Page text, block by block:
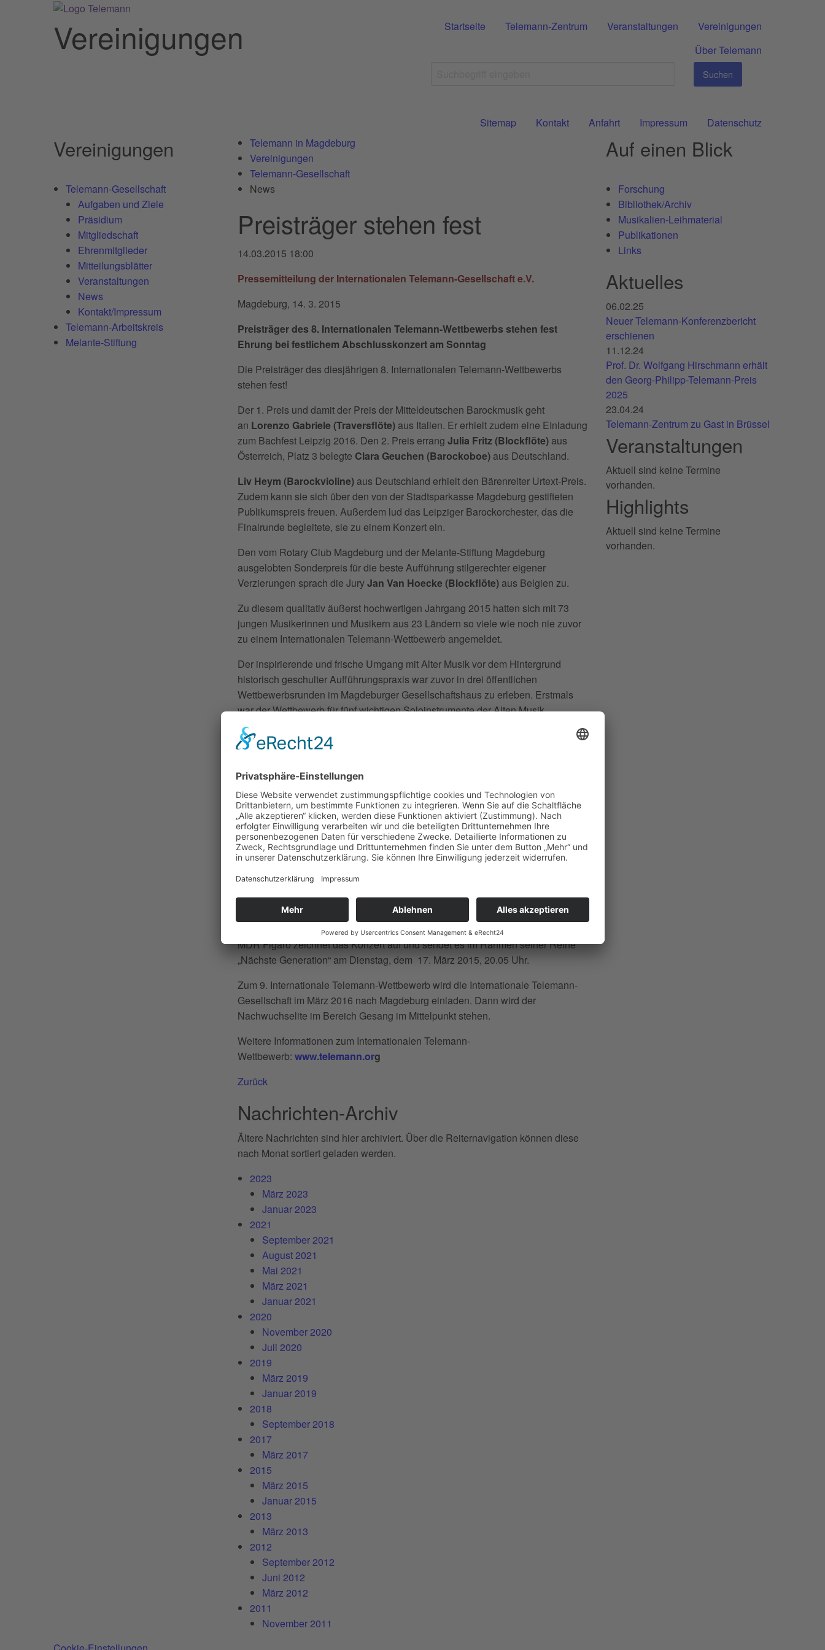
Vereinigungen Startseite Telemann-Zentrum Veranstaltungen
Vereinigungen
Über Telemann
Suchen
Sitemap Kontakt Anfahrt Impressum Datenschutz
Vereinigungen
Telemann-Gesellschaft
Aufgaben und Ziele
Präsidium
Mitgliedschaft
Ehrenmitglieder
Mitteilungsblätter
Veranstaltungen
News
Kontakt/Impressum
Telemann-Arbeitskreis
Melante-Stiftung
Telemann in Magdeburg
Vereinigungen
Telemann-Gesellschaft
News
Preisträger stehen fest
14.03.2015 18:00
Pressemitteilung der Internationalen Telemann-Gesellschaft e.V.
Magdeburg, 14. 3. 2015
Preisträger des 8. Internationalen Telemann-Wettbewerbs stehen fest
Ehrung bei festlichem Abschlusskonzert am Sonntag
Die Preisträger des diesjährigen 8. Internationalen Telemann-Wettbewerbs
stehen fest!
Der 1. Preis und damit der Preis der Mitteldeutschen Barockmusik geht
an Lorenzo Gabriele(Traversflöte) aus Italien. Er erhielt zudem eine EInladung
zum Bachfest Leipzig 2016. Den 2. Preis errang Julia Fritz (Blockflöte) aus
Österreich, Platz 3 belegte Clara Geuchen (Barockoboe) aus Deutschland.
Liv Heym (Barockvioline) aus Deutschland erhielt den Bärenreiter Urtext-Preis.
Zudem kann sie sich über den von der Stadtsparkasse Magdeburg gestifteten
Publikumspreis freuen. Außerdem lud das Leipziger Barockorchester, das die
Finalrunde begleitete, sie zu einem Konzert ein.
Den vom Rotary Club Magdeburg und der Melante-Stiftung Magdeburg
ausgelobten Sonderpreis für die beste Aufführung stilgerechter eigener
Verzierungen sprach die JuryJan Van Hoecke (Blockflöte) aus Belgien zu.
Zu diesem qualitativ äußerst hochwertigen Jahrgang 2015 hatten sich mit 73
jungen Musikerinnen und Musikern aus 23 Ländern so viele wie noch nie zuvor
zu einem Internationalen Telemann-Wettbewerb angemeldet.
Der inspirierende und frische Umgang mit Alter Musik vor dem Hintergrund
historisch geschulter Aufführungspraxis war zuvor in drei öffentlichen
Wettbewerbsrunden im Magdeburger Gesellschaftshaus zu erleben. Erstmals
war der Wettbewerb für fünf wichtigen Soloinstrumente der Alten Musik,
Blockflöte, Traversflöte, Barockoboe, Barockvioline und Viola da gamba,
ausgeschrieben worden.
11 Uhr, werden sich von der beeindruckenden klanglichen Vielfalt barocker
Kammermusik und vom außerordentlich hohen künstlerischen Niveau des
Wettbewerbs überzeugen können. Sie hören und erleben hochmotivierte junge
Interpreten, die Ausschnitte aus ihrem Wettbewerbsrepertoire präsentieren und
gemeinsam mit dem Leipziger Barockorchester musizieren. Die Verleihung der
Preise werden der Schirmherr des Wettbewerbs, Ministerpräsident Dr. Reiner
Haseloff, Magdeburgs Oberbürgermeister Dr. Lutz Trümper und die
Anhalt und Thüringen e. V., Prof. Eszter Fontana, sowie weitere Vertreter der
Preise stiftenden Institutionen vornehmen.
MDR Figaro zeichnet das Konzert auf und sendet es im Rahmen seiner Reihe
„Nächste Generation“ am Dienstag, dem 17. März 2015, 20.05 Uhr.
Zum 9. Internationale Telemann-Wettbewerb wird die Internationale Telemann-
Gesellschaft im März 2016 nach Magdeburg einladen. Dann wird der
Nachwuchselite im Bereich Gesang im Mittelpunkt stehen.
Weitere Informationen zum Internationalen Telemann-
Wettbewerb: www.telemann.org
Zurück
Nachrichten-Archiv
Ältere Nachrichten sind hier archiviert. Über die Reiternavigation können diese
nach Monat sortiert geladen werden.
2023
März 2023
Januar 2023
2021
September 2021
August 2021
Mai 2021
März 2021
Januar 2021
2020
November 2020
Juli 2020
2019
März 2019
Januar 2019
2018
September 2018
2017
März 2017
2015
März 2015
Januar 2015
2013
März 2013
2012
September 2012
Juni 2012
März 2012
2011
November 2011
Auf einen Blick
Forschung
Bibliothek/Archiv
Musikalien-Leihmaterial
Publikationen
Links
Aktuelles
06.02.25
Neuer Telemann-Konferenzbericht
erschienen
11.12.24
Prof. Dr. Wolfgang Hirschmann erhält
den Georg-Philipp-Telemann-Preis
2025
23.04.24
Telemann-Zentrum zu Gast in Brüssel
Veranstaltungen
Aktuell sind keine Termine
vorhanden.
Highlights
Aktuell sind keine Termine
vorhanden.